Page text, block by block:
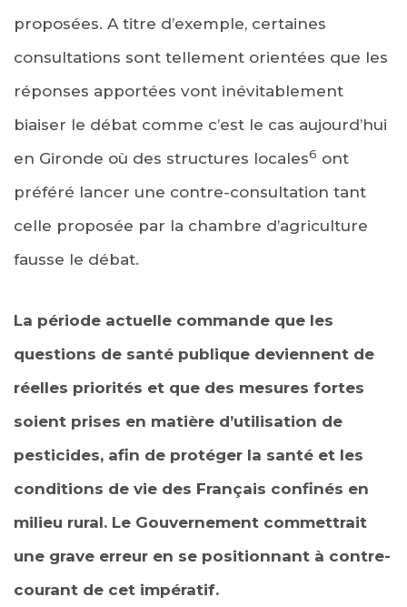
proposées. A titre d’exemple, certaines
consultations sont tellement orientées que les
réponses apportées vont inévitablement
biaiser le débat comme c’est le cas aujourd’hui
en Gironde où des structures locales6 ont
préféré lancer une contre-consultation tant
celle proposée par la chambre d’agriculture
fausse le débat.
La période actuelle commande que les
questions de santé publique deviennent de
réelles priorités et que des mesures fortes
soient prises en matière d’utilisation de
pesticides, afin de protéger la santé et les
conditions de vie des Français confinés en
milieu rural. Le Gouvernement commettrait
une grave erreur en se positionnant à contre-
courant de cet impératif.